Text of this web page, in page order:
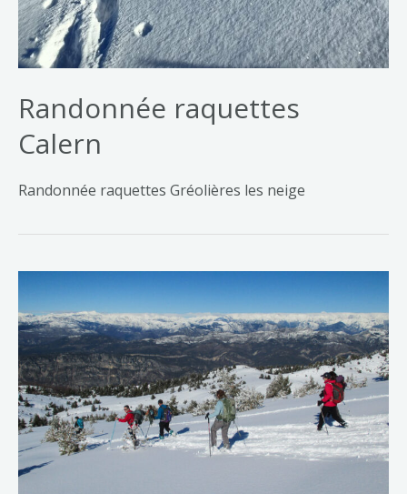
Randonnée raquettes
Calern
Randonnée raquettes Gréolières les neige